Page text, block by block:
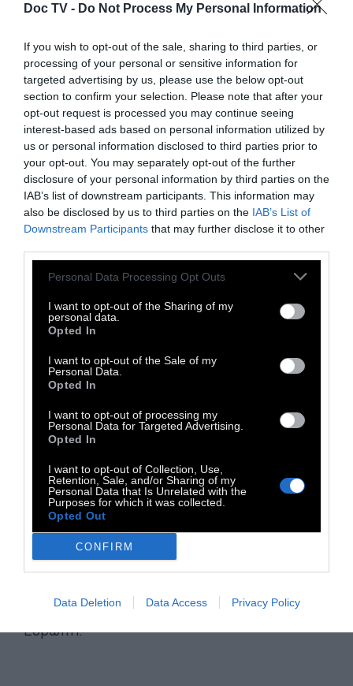
Doc TV - Do Not Process My Personal Information
If you wish to opt-out of the sale, sharing to third parties, or
processing of your personal or sensitive information for
targeted advertising by us, please use the below opt-out
section to confirm your selection. Please note that after your
opt-out request is processed you may continue seeing
interest-based ads based on personal information utilized by
us or personal information disclosed to third parties prior to
your opt-out. You may separately opt-out of the further
disclosure of your personal information by third parties on the
IAB’s list of downstream participants. This information may
also be disclosed by us to third parties on the IAB’s List of
Downstream Participants that may further disclose it to other
Personal Data Processing Opt Outs
I want to opt-out of the Sharing of my
personal data.
Opted In
I want to opt-out of the Sale of my
Personal Data.
Opted In
I want to opt-out of processing my
Personal Data for Targeted Advertising.
Opted In
I want to opt-out of Collection, Use,
Retention, Sale, and/or Sharing of my
Personal Data that Is Unrelated with the
Purposes for which it was collected.
Opted Out
CONFIRM
Data Deletion Data Access Privacy Policy
Εκτός από τον περιορισμό της ελευθερίας
του τύπου ανακοινώθηκαν και προθέσεις της
ενίσχυσης της αστυνομοκρατίας με
επιτήρηση πολιτών μέσω drones.
Οι ποινές είναι 45.000 ευρώ
σε πρόστιμα, και ένα χρόνο
φυλάκισης
Ο νόμος έρχεται εν μέσω πανδημίας, μετά
από πιέσεις των συνδικαλιστών της
αστυνομίας και έπειτα από τις ταραχές με τα
Κίτρινα Γιλέκα στις οποίες η Γαλλική
με πλαστικές σφαίρες στα μάτια διαδηλωτών
κλπ.
Αυτήν την εβδομάδα το Ευρωπαϊκό
Κοινοβούλιο προειδοποίησε πως η
νέου τύπου μεσαίωνας ανατέλλει στην
Ευρώπη.